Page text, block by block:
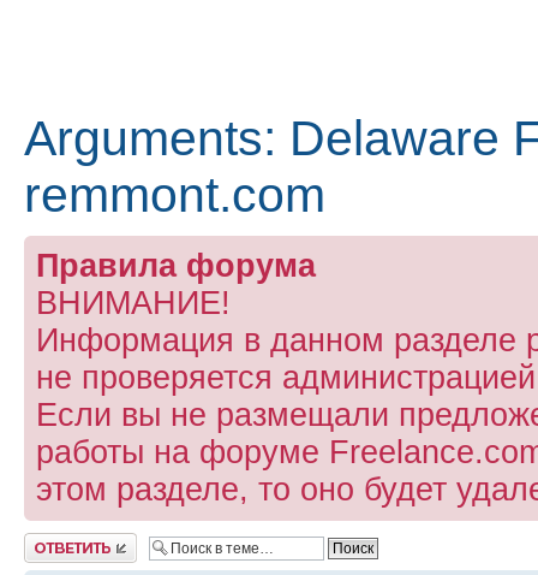
Arguments: Delaware
remmont.com
Правила форума
ВНИМАНИЕ!
Информация в данном разделе
не проверяется
Если вы не размещали
работы на форуме
этом разделе, то оно будет
Ответить